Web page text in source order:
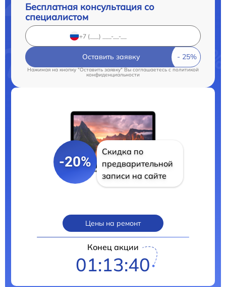
Бесплатная консультация со
специалистом
Оставить заявку
Нажимая на кнопку "Оставить заявку" Вы соглашаетесь cполитикой
конфиденциальности
-20%
Скидка по
предварительной
записи на сайте
Цены на ремонт
Конец акции
01:13:39